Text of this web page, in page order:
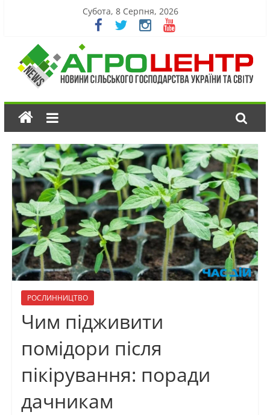
Субота, 8 Серпня, 2026
РОСЛИННИЦТВО
Чим підживити
помідори після
пікірування: поради
дачникам